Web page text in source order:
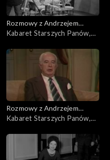
Rozmowy z Andrzejem
Doboszem
Kabaret Starszych Panów,
Rozmowy z Andrzejem
Doboszem
Kabaret Starszych Panów,